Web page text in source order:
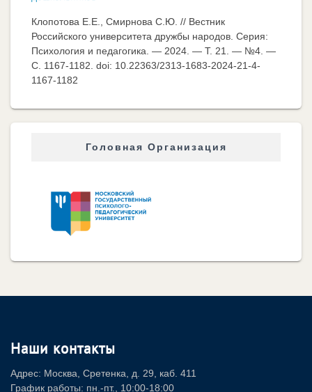
Клопотова Е.Е., Смирнова С.Ю. // Вестник
Российского университета дружбы народов. Серия:
Психология и педагогика. — 2024. — Т. 21. — №4. —
C. 1167-1182. doi: 10.22363/2313-1683-2024-21-4-
1167-1182
Головная Организация
Наши контакты
Адрес: Москва, Сретенка, д. 29, каб. 411
График работы: пн.-пт., 10:00-18:00